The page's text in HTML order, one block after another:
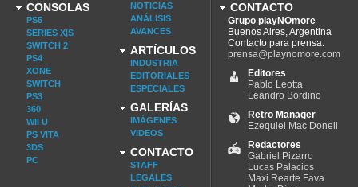
CONSOLAS
PS5
SERIES X|S
SWITCH 2
PS4
XONE
SWITCH
PS3
360
WII U
PS VITA
3DS
PC
NOTICIAS
ANÁLISIS
AVANCES
ARTÍCULOS
INDUSTRIA
EDITORIALES
ESPECIALES
GALERÍAS
IMÁGENES
VIDEOS
CONTACTO
STAFF
LEGALES
CONTACTO
Grupo playNOmore
Buenos Aires, Argentina
Contacto para prensa:
prensa@playnomore.com
Editores
Pablo Leotta
Leandro Bordino
Retro Manager
Ezequiel Mac Donell
Redactores
Gabriel Pizarro
Lucas Palacios
Maxi Rearte Fava